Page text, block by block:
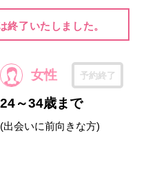
終了いたしました。
女性 予約終了
24～34歳まで
(出会いに前向きな方)